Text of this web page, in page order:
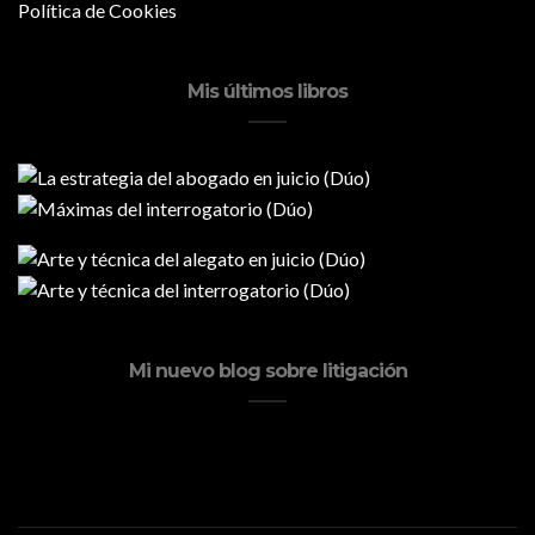
Política de Cookies
Mis últimos libros
Mi nuevo blog sobre litigación